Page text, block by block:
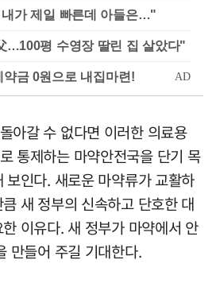
가 제일 빠른데 아들은…"
…100평 수영장 딸린 집 살았다"
아갈 수 없다면 이러한 의료용
통제하는 마약안전국을 단기 목
보인다. 새로운 마약류가 교활하
새 정부의 신속하고 단호한 대
이유다. 새 정부가 마약에서 안
만들어 주길 기대한다.